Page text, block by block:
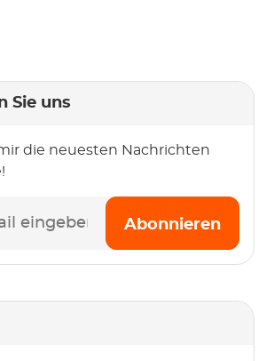
Sie uns
die neuesten Nachrichten
Abonnieren